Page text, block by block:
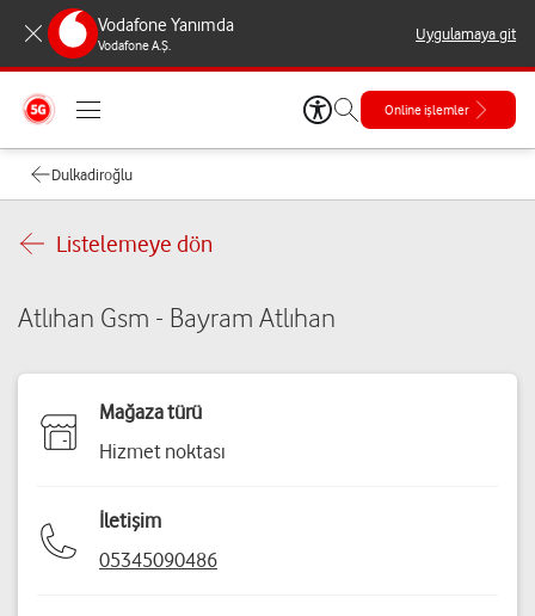
Vodafone Yanımda
Vodafone A.Ş.
Uygulamaya git
Online işlemler
Dulkadiroğlu
Listelemeye dön
Atlıhan Gsm - Bayram Atlıhan
Mağaza türü
Hizmet noktası
İletişim
05345090486